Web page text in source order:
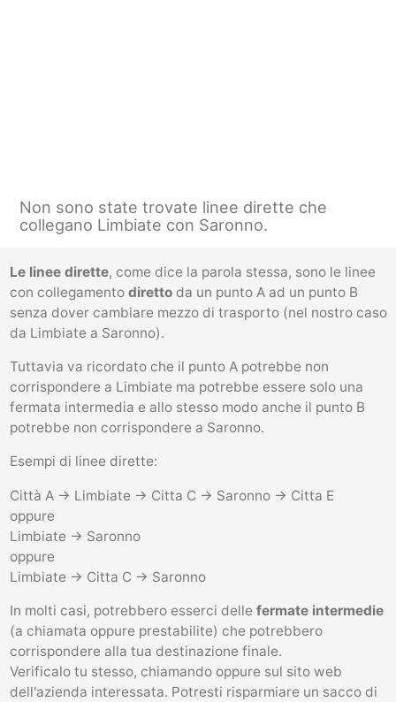
Non sono state trovate linee dirette che
collegano Limbiate con Saronno.
Le linee dirette, come dice la parola stessa, sono le linee
con collegamento direttoda un punto A ad un punto B
senza dover cambiare mezzo di trasporto (nel nostro caso
da Limbiate a Saronno).
Tuttavia va ricordato che il punto A potrebbe non
corrispondere a Limbiate ma potrebbe essere solo una
fermata intermedia e allo stesso modo anche il punto B
potrebbe non corrispondere a Saronno.
Esempi di linee dirette:
Città A -> Limbiate -> Citta C -> Saronno -> Citta E
oppure
Limbiate -> Saronno
oppure
Limbiate -> Citta C -> Saronno
In molti casi, potrebbero esserci delle fermate intermedie
(a chiamata oppure prestabilite) che potrebbero
corrispondere alla tua destinazione finale.
Verificalo tu stesso, chiamando oppure sul sito web
dell'azienda interessata. Potresti risparmiare un sacco di